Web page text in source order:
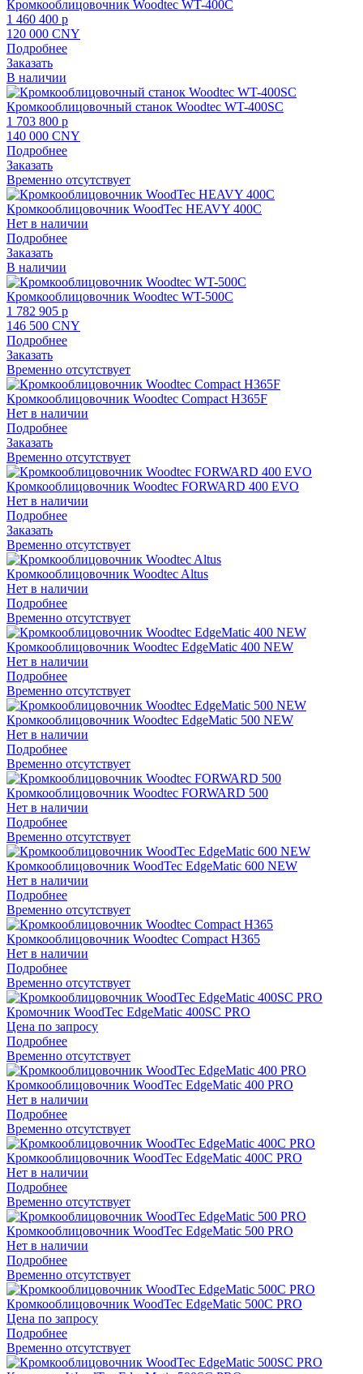
Кромкооблицовочник Woodtec WT-400С
1 460 400 p
120 000 CNY
Подробнее
Заказать
В наличии
Кромкооблицовочный станок Woodtec WT-400SС
1 703 800 p
140 000 CNY
Подробнее
Заказать
Временно отсутствует
Кромкооблицовочник WoodTec HEAVY 400C
Нет в наличии
Подробнее
Заказать
В наличии
Кромкооблицовочник Woodtec WT-500С
1 782 905 p
146 500 CNY
Подробнее
Заказать
Временно отсутствует
Кромкооблицовочник Woodtec Compact Н365F
Нет в наличии
Подробнее
Заказать
Временно отсутствует
Кромкооблицовочник Woodtec FORWARD 400 EVO
Нет в наличии
Подробнее
Заказать
Временно отсутствует
Кромкооблицовочник Woodtec Altus
Нет в наличии
Подробнее
Временно отсутствует
Кромкооблицовочник Woodtec EdgeMatic 400 NEW
Нет в наличии
Подробнее
Временно отсутствует
Кромкооблицовочник Woodtec EdgeMatic 500 NEW
Нет в наличии
Подробнее
Временно отсутствует
Кромкооблицовочник Woodtec FORWARD 500
Нет в наличии
Подробнее
Временно отсутствует
Кромкооблицовочник WoodTec EdgeMatic 600 NEW
Нет в наличии
Подробнее
Временно отсутствует
Кромкооблицовочник Woodtec Compact Н365
Нет в наличии
Подробнее
Временно отсутствует
Кромочник WoodTec EdgeMatic 400SС PRO
Цена по запросу
Подробнее
Временно отсутствует
Кромкооблицовочник WoodTec EdgeMatic 400 PRO
Нет в наличии
Подробнее
Временно отсутствует
Кромкооблицовочник WoodTec EdgeMatic 400C PRO
Нет в наличии
Подробнее
Временно отсутствует
Кромкооблицовочник WoodTec EdgeMatic 500 PRO
Нет в наличии
Подробнее
Временно отсутствует
Кромкооблицовочник WoodTec EdgeMatic 500C PRO
Цена по запросу
Подробнее
Временно отсутствует